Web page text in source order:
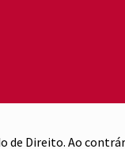
de Direito. Ao